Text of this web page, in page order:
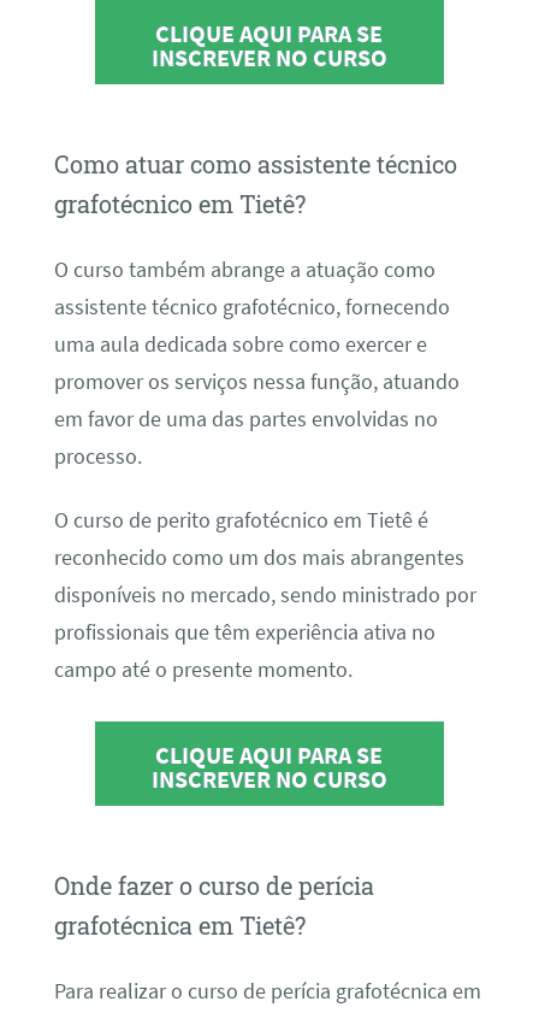
CLIQUE AQUI PARA SE
INSCREVER NO CURSO
Como atuar como assistente técnico
grafotécnico em Tietê?
O curso também abrange a atuação como
assistente técnico grafotécnico, fornecendo
uma aula dedicada sobre como exercer e
promover os serviços nessa função, atuando
em favor de uma das partes envolvidas no
processo.
O curso de perito grafotécnico em Tietê é
reconhecido como um dos mais abrangentes
disponíveis no mercado, sendo ministrado por
profissionais que têm experiência ativa no
campo até o presente momento.
CLIQUE AQUI PARA SE
INSCREVER NO CURSO
Onde fazer o curso de perícia
grafotécnica em Tietê?
Para realizar o curso de perícia grafotécnica em